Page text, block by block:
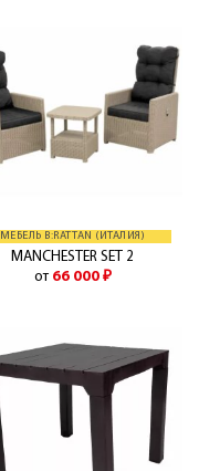
МЕБЕЛЬ B:RATTAN (ИТАЛИЯ)
MANCHESTER SET 2
от 66 000 ₽